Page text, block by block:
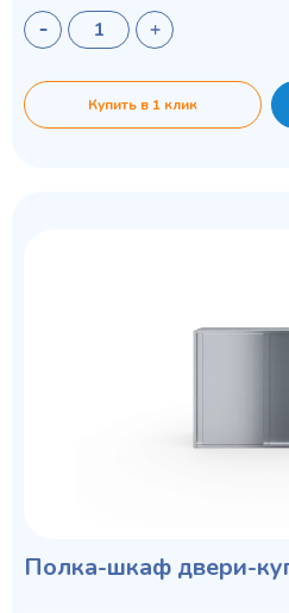
Купить в 1 клик
Полка-шкаф двери-